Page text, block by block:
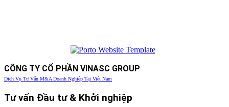
CÔNG TY CỔ PHẦN VINASC GROUP
Dịch Vụ Tư Vấn M&A Doanh Nghiệp Tại Việt Nam
Tư vấn Đầu tư & Khởi nghiệp